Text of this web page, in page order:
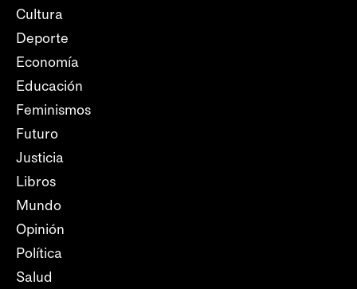
Cultura
Deporte
Economía
Educación
Feminismos
Futuro
Justicia
Libros
Mundo
Opinión
Política
Salud